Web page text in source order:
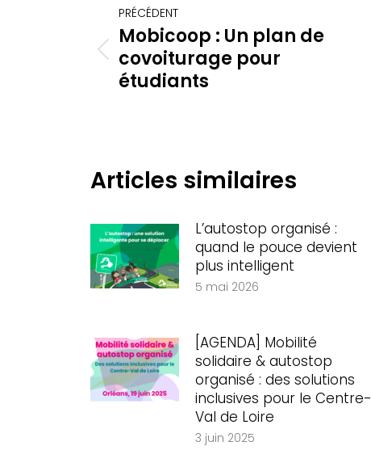
article
PRÉCÉDENT
Article
précédent
Mobicoop : Un plan de
covoiturage pour
étudiants
Articles similaires
L’autostop organisé :
quand le pouce devient
plus intelligent
5 mai 2026
[AGENDA] Mobilité
solidaire & autostop
organisé : des solutions
inclusives pour le Centre-
Val de Loire
3 juin 2025